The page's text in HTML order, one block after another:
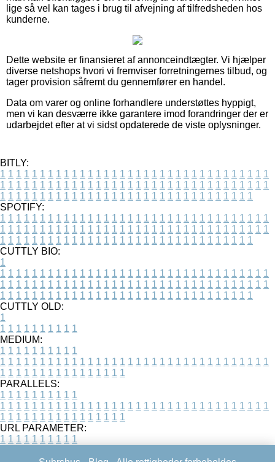
lige så vel kan tages i brug til afvejning af tilfredsheden hos
kunderne.
Dette website er finansieret af annonceindtægter. Vi hjælper
diverse netshops hvori vi fremviser forretningernes tilbud, og
tager provision såfremt du gennemfører en handel.
Data om varer og online forhandlere understøttes hyppigt,
men vi kan desværre ikke garantere imod forandringer der er
udarbejdet efter at vi sidst opdaterede de viste oplysninger.
BITLY:
1 1 1 1 1 1 1 1 1 1 1 1 1 1 1 1 1 1 1 1 1 1 1 1 1 1 1 1 1 1 1 1 1 1
1 1 1 1 1 1 1 1 1 1 1 1 1 1 1 1 1 1 1 1 1 1 1 1 1 1 1 1 1 1 1 1 1 1
1 1 1 1 1 1 1 1 1 1 1 1 1 1 1 1 1 1 1 1 1 1 1 1 1 1 1 1 1 1 1 1
SPOTIFY:
1 1 1 1 1 1 1 1 1 1 1 1 1 1 1 1 1 1 1 1 1 1 1 1 1 1 1 1 1 1 1 1 1 1
1 1 1 1 1 1 1 1 1 1 1 1 1 1 1 1 1 1 1 1 1 1 1 1 1 1 1 1 1 1 1 1 1 1
1 1 1 1 1 1 1 1 1 1 1 1 1 1 1 1 1 1 1 1 1 1 1 1 1 1 1 1 1 1 1 1
CUTTLY BIO:
1
1 1 1 1 1 1 1 1 1 1 1 1 1 1 1 1 1 1 1 1 1 1 1 1 1 1 1 1 1 1 1 1 1 1
1 1 1 1 1 1 1 1 1 1 1 1 1 1 1 1 1 1 1 1 1 1 1 1 1 1 1 1 1 1 1 1 1 1
1 1 1 1 1 1 1 1 1 1 1 1 1 1 1 1 1 1 1 1 1 1 1 1 1 1 1 1 1 1 1 1
CUTTLY OLD:
1
1 1 1 1 1 1 1 1 1 1
MEDIUM:
1 1 1 1 1 1 1 1 1 1
1 1 1 1 1 1 1 1 1 1 1 1 1 1 1 1 1 1 1 1 1 1 1 1 1 1 1 1 1 1 1 1 1 1
1 1 1 1 1 1 1 1 1 1 1 1 1 1 1 1
PARALLELS:
1 1 1 1 1 1 1 1 1 1
1 1 1 1 1 1 1 1 1 1 1 1 1 1 1 1 1 1 1 1 1 1 1 1 1 1 1 1 1 1 1 1 1 1
1 1 1 1 1 1 1 1 1 1 1 1 1 1 1 1
URL PARAMETER:
1 1 1 1 1 1 1 1 1 1